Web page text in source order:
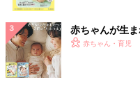
赤ちゃんが生
赤ちゃん・育児